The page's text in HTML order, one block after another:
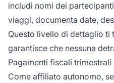
includi nomi dei
viaggi, documenta date,
Questo livello di dettaglio ti
garantisce che nessuna
Pagamenti fiscali
Come affiliato autonomo,